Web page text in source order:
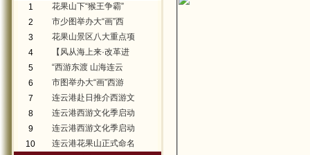
1
花果山下“猴王争霸”
2
市少图举办大“画”西
3
花果山景区八大重点项
4
【风从海上来·改革进
5
“西游东渡 山海连云
6
市图举办大“画”西游
7
连云港赴日推介西游文
8
连云港西游文化季启动
9
连云港西游文化季启动
10
连云港花果山正式命名